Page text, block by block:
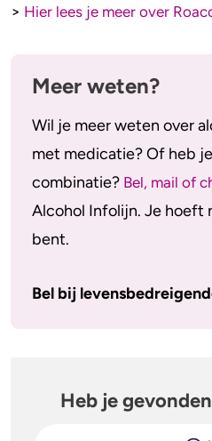
Wet
> Hier lees je meer over
Meer weten?
Wil je meer weten over
met medicatie? Of heb
combinatie? Bel, mail of
Alcohol Infolijn. Je hoeft
bent.
Bel bij
Heb je